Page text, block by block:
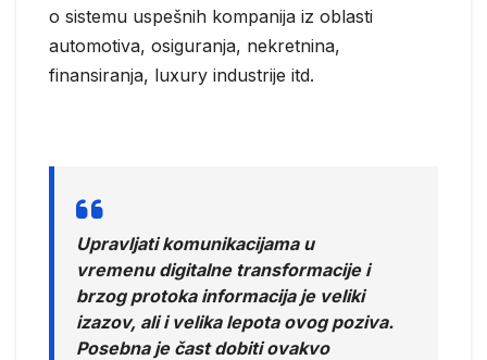
o sistemu uspešnih kompanija iz oblasti
automotiva, osiguranja, nekretnina,
finansiranja, luxury industrije itd.
Upravljati komunikacijama u
vremenu digitalne transformacije i
brzog protoka informacija je veliki
izazov, ali i velika lepota ovog poziva.
Posebna je čast dobiti ovakvo